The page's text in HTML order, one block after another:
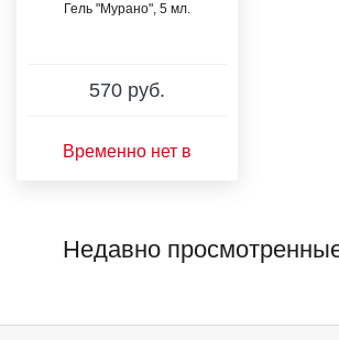
Гель "Мурано", 5 мл.
570 руб.
Временно нет в
Недавно